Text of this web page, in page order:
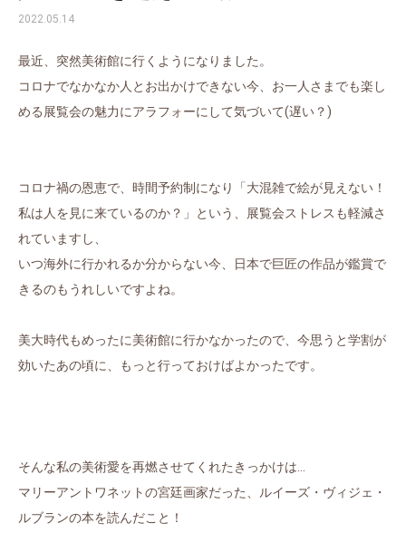
2022.05.14
最近、突然美術館に行くようになりました。
コロナでなかなか人とお出かけできない今、お一人さまでも楽し
める展覧会の魅力にアラフォーにして気づいて(遅い？)
コロナ禍の恩恵で、時間予約制になり「大混雑で絵が見えない！
私は人を見に来ているのか？」という、展覧会ストレスも軽減さ
れていますし、
いつ海外に行かれるか分からない今、日本で巨匠の作品が鑑賞で
きるのもうれしいですよね。
美大時代もめったに美術館に行かなかったので、今思うと学割が
効いたあの頃に、もっと行っておけばよかったです。
そんな私の美術愛を再燃させてくれたきっかけは…
マリーアントワネットの宮廷画家だった、ルイーズ・ヴィジェ・
ルブランの本を読んだこと！